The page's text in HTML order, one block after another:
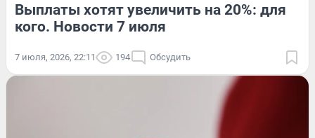
Выплаты хотят увеличить на 20%: для
кого. Новости 7 июля
7 июля, 2026, 22:11 194 Обсудить